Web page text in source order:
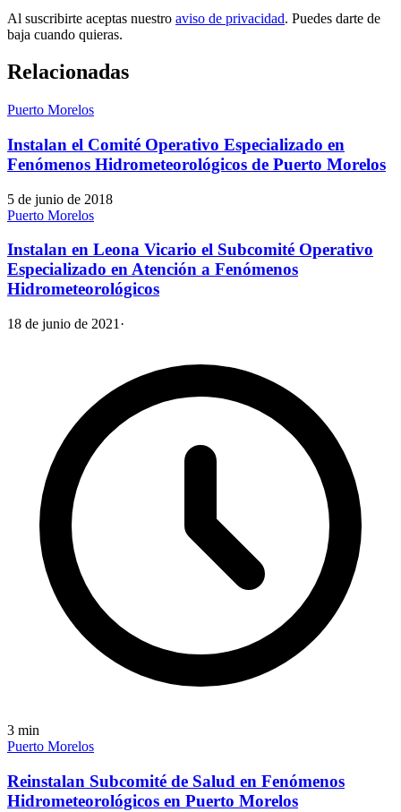
Al suscribirte aceptas nuestro aviso de privacidad. Puedes darte de
baja cuando quieras.
Relacionadas
Puerto Morelos
Instalan el Comité Operativo Especializado en
Fenómenos Hidrometeorológicos de Puerto Morelos
5 de junio de 2018
Puerto Morelos
Instalan en Leona Vicario el Subcomité Operativo
Especializado en Atención a Fenómenos
Hidrometeorológicos
18 de junio de 2021 ·
3 min
Puerto Morelos
Reinstalan Subcomité de Salud en Fenómenos
Hidrometeorológicos en Puerto Morelos